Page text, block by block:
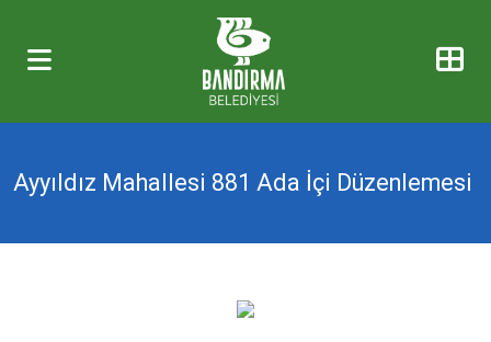
Ayyıldız Mahallesi 881 Ada İçi Düzenlemesi